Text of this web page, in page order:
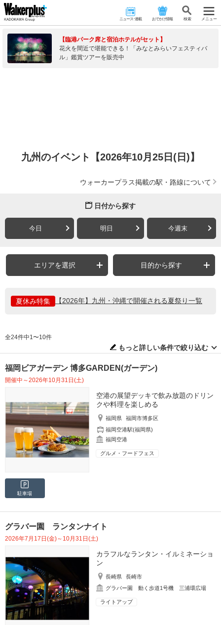
ニュース･連載 おでかけ情報 検 索 メニュー
【臨港パーク席と宿泊ホテルがセット】
花火を間近で堪能できる！「みなとみらいフェスティバ
ル」鑑賞ツアーを販売中
九州のイベント【2026年10月25日(日)】
ウォーカープラス掲載の駅・路線について
日付から探す
今日 明日 今週末
エリアを選択 目的から探す
夏休み特集 【2026年】九州・沖縄で開催される夏祭り一覧
全24件中1〜10件
もっと詳しい条件で絞り込む
福岡ビアガーデン 博多GARDEN(ガーデン)
開催中～2026年10月31日(土)
空港の展望デッキで飲み放題のドリン
クや料理を楽しめる
福岡県
福岡市博多区
福岡空港駅(福岡県)
福岡空港
グルメ・フードフェス
駐車場
グラバー園 ランタンナイト
2026年7月17日(金)～10月31日(土)
カラフルなランタン・イルミネーショ
ン
長崎県
長崎市
グラバー園 動く歩道1号機 三浦環広場
ライトアップ